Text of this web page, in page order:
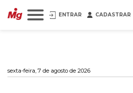
ENTRAR CADASTRAR
sexta-feira, 7 de agosto de 2026